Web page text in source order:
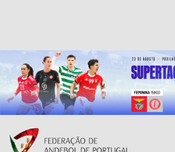
Resultados Andebol
Federação de Andebol de Portugal
Grátis - Disponivel na Play Store